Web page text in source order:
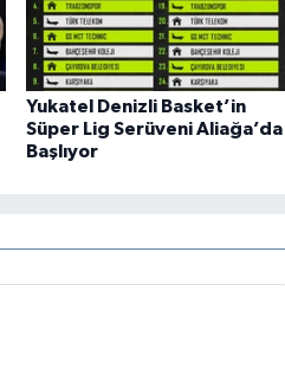
Yukatel Denizli Basket’in
Süper Lig Serüveni Aliağa’da
Başlıyor